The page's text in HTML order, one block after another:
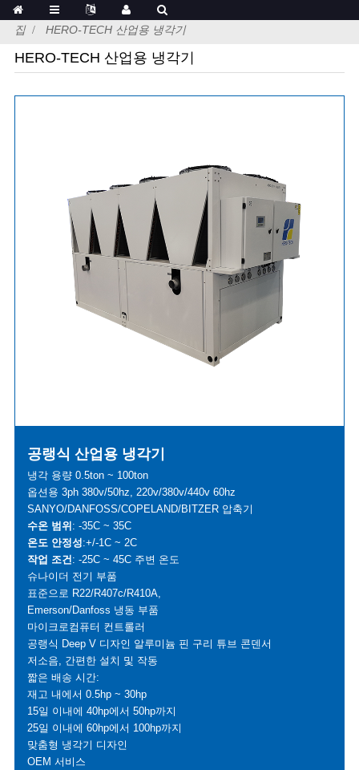
집 HERO-TECH 산업용 냉각기
HERO-TECH 산업용 냉각기
공랭식 산업용 냉각기
냉각 용량 0.5ton ~ 100ton
옵션용 3ph 380v/50hz, 220v/380v/440v 60hz
SANYO/DANFOSS/COPELAND/BITZER 압축기
수온 범위 : -35C ~ 35C
온도 안정성:+/-1C ~ 2C
작업 조건 : -25C ~ 45C 주변 온도
슈나이더 전기 부품
표준으로 R22/R407c/R410A,
Emerson/Danfoss 냉동 부품
마이크로컴퓨터 컨트롤러
공랭식 Deep V 디자인 알루미늄 핀 구리 튜브 콘덴서
저소음, 간편한 설치 및 작동
짧은 배송 시간:
재고 내에서 0.5hp ~ 30hp
15일 이내에 40hp에서 50hp까지
25일 이내에 60hp에서 100hp까지
맞춤형 냉각기 디자인
OEM 서비스